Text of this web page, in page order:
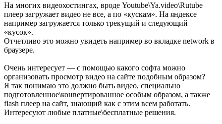
На многих видеохостингах, вроде Youtube\Ya.video\Rutube
плеер загружает видео не все, а по «кускам». На яндексе
например загружается только трекущий и следующий
«кусок».
Отчетливо это можно увидеть например во вкладке network в
браузере.
Очень интересует — с помощью какого софта можно
организовать просмотр видео на сайте подобным образом?
Я так понимаю это должно быть видео, специально
подготовленное\конвертированное особым образом, а также
flash плеер на сайт, знающий как с этим всем работать.
Интересуют любые платные\бесплатные решения.